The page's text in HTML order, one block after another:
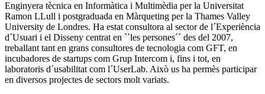
Enginyera tècnica en Informàtica i Multimèdia per la Universitat
Ramon LLull i postgraduada en Màrqueting per la Thames Valley
University de Londres. Ha estat consultora al sector de l´Experiència
d´Usuari i el Disseny centrat en ``les persones´´ des del 2007,
treballant tant en grans consultores de tecnologia com GFT, en
incubadores de startups com Grup Intercom i, fins i tot, en
laboratoris d´usabilitat com l´UserLab. Això us ha permès participar
en diversos projectes de sectors molt variats.